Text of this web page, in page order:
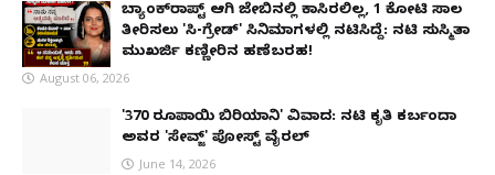
ಬ್ಯಾಂಕ್‌ರಾಪ್ಟ್‌ ಆಗಿ ಜೇಬಿನಲ್ಲಿ ಕಾಸಿರಲಿಲ್ಲ, ₹1 ಕೋಟಿ ಸಾಲ
ತೀರಿಸಲು 'ಸಿ-ಗ್ರೇಡ್' ಸಿನಿಮಾಗಳಲ್ಲಿ ನಟಿಸಿದ್ದೆ: ನಟಿ ಸುಸ್ಮಿತಾ
ಮುಖರ್ಜಿ ಕಣ್ಣೀರಿನ ಹಣೆಬರಹ!
August 06, 2026
'370 ರೂಪಾಯಿ ಬಿರಿಯಾನಿ' ವಿವಾದ: ನಟಿ ಕೃತಿ ಕರ್ಬಂದಾ
ಅವರ 'ಸೇವ್ಜ್' ಪೋಸ್ಟ್ ವೈರಲ್
June 14, 2026